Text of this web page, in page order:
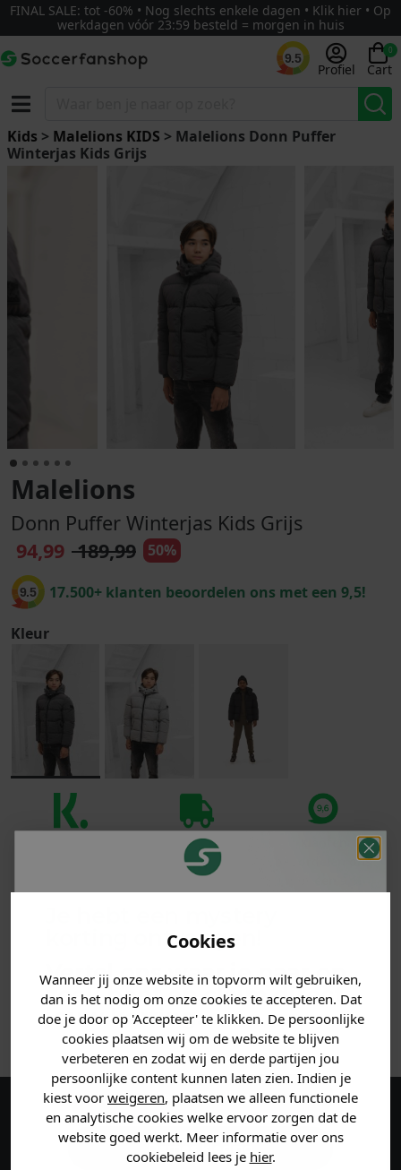
Cookies
Wanneer jij onze website in topvorm wilt gebruiken,
dan is het nodig om onze cookies te accepteren. Dat
doe je door op 'Accepteer' te klikken. De persoonlijke
cookies plaatsen wij om de website te blijven
verbeteren en zodat wij en derde partijen jou
persoonlijke content kunnen laten zien. Indien je
kiest voor weigeren, plaatsen we alleen functionele
en analytische cookies welke ervoor zorgen dat de
website goed werkt. Meer informatie over ons
cookiebeleid lees je hier.
FINAL SALE: tot -60% • Nog slechts enkele dagen • Klik hier • Op
werkdagen vóór 23:59 besteld = morgen in huis
9.5
Profiel
0
Cart
Kids > Malelions KIDS > Malelions Donn Puffer
Winterjas Kids Grijs
Malelions
Donn Puffer Winterjas Kids Grijs
94,99 189,99 50%
9.5 17.500+ klanten beoordelen ons met een 9,5!
Kleur
Voor 23:59 besteld
is morgen in huis!*
beoordelen ons
MATERIAAL & WASVOORSCHRIFT
ANDERE BESTELDEN OOK
Maak een account aan en ontvang 5%
korting op je eerste bestelling!
korting ontvangen!
Vertel ons waar je naar op
zoek bent en claim direct
jouwkorting.
Heren kleding
Dames kleding